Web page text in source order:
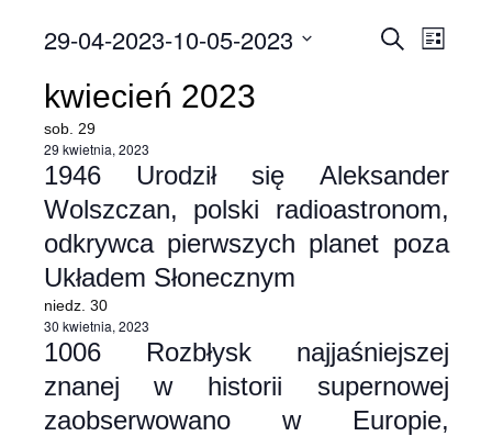
i
Szukaj
List
29-04-2023-10-05-2023
datę.
kwiecień 2023
sob. 29
29 kwietnia, 2023
1946 Urodził się Aleksander
Wolszczan, polski radioastronom,
odkrywca pierwszych planet poza
Układem Słonecznym
niedz. 30
30 kwietnia, 2023
1006 Rozbłysk najjaśniejszej
znanej w historii supernowej
zaobserwowano w Europie,